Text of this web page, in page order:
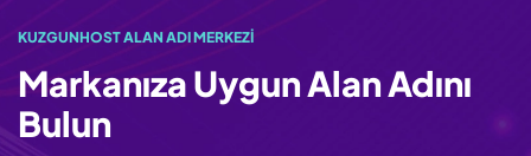
KUZGUNHOST ALAN ADI MERKEZI
Markanıza Uygun Alan Adını
Bulun